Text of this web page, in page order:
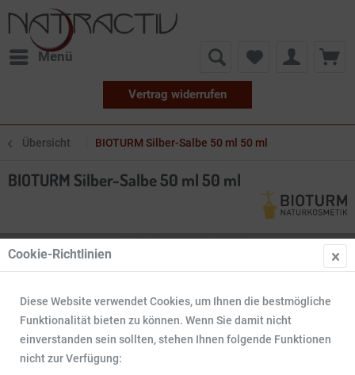
Menü
Vertrag widerrufen
Übersicht BIOTURM Silber-Salbe 50 ml 50 ml
BIOTURM Silber-Salbe 50 ml 50 ml
Cookie-Richtlinien
Diese Website verwendet Cookies, um Ihnen die bestmögliche
Funktionalität bieten zu können. Wenn Sie damit nicht
einverstanden sein sollten, stehen Ihnen folgende Funktionen
nicht zur Verfügung: